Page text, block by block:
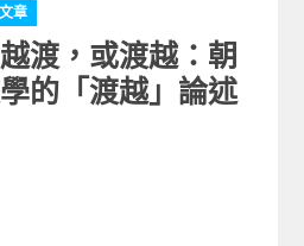
章
渡，或渡越：朝
的「渡越」論述